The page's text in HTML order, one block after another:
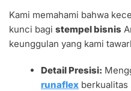
Kami memahami bahwa
kunci bagi stempel bisnis
keunggulan yang kami
Detail Presisi:
runaflex berkualitas